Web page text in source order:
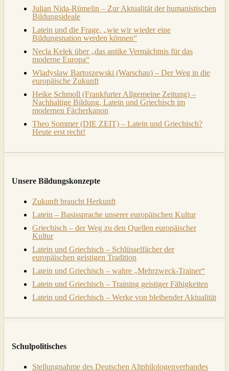
Julian Nida-Rümelin – Zur Aktualität der humanistischen
Bildungsideale
Latein und die Frage, „wie wir wieder eine
Bildungsnation werden können“
Necla Kelek über „das antike Vermächtnis für das
moderne Europa“
Wladyslaw Bartoszewski (Warschau) – Der Weg in die
europäische Zukunft
Heike Schmoll (Frankfurter Allgemeine Zeitung) –
Nachhaltige Bildung, Latein und Griechisch im
modernen Fächerkanon
Theo Sommer (DIE ZEIT) – Latein und Griechisch?
Heute erst recht!
Unsere Bildungskonzepte
Zukunft braucht Herkunft
Latein – Basissprache unserer europäischen Kultur
Griechisch – der Weg zu den Quellen europäischer
Kultur
Latein und Griechisch – Schlüsselfächer der
europäischen geistigen Tradition
Latein und Griechisch – wahre „Mehrzweck-Trainer“
Latein und Griechisch – Training geistiger Fähigkeiten
Latein und Griechisch – Werke von bleibender Aktualität
Schulpolitisches
Stellungnahme des Deutschen Altphilologenverbandes